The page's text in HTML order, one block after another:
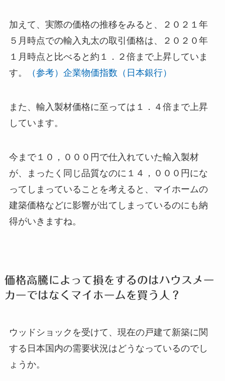
加えて、実際の価格の推移をみると、２０２１年
５月時点での輸入丸太の取引価格は、２０２０年
１月時点と比べると約１．２倍まで上昇していま
す。
（参考）企業物価指数（日本銀行）
また、輸入製材価格に至っては１．４倍まで上昇
しています。
今まで１０，０００円で仕入れていた輸入製材
が、まったく同じ品質なのに１４，０００円にな
ってしまっていることを考えると、マイホームの
建築価格などに影響が出てしまっているのにも納
得がいきますね。
価格高騰によって損をするのはハウスメー
カーではなくマイホームを買う人？
ウッドショックを受けて、現在の戸建て新築に関
する日本国内の需要状況はどうなっているのでし
ょうか。